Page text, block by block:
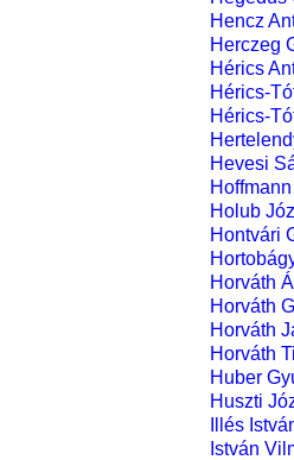
Hencz
Herczeg
Hérics
Hérics-
Hérics-
Hevesi
Holub
Hontvári
Horváth
Horváth
Horváth
Horváth
Huber
Huszti
Illés
István